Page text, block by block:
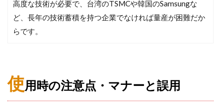
高度な技術が必要で、台湾のTSMCや韓国のSamsungな
ど、長年の技術蓄積を持つ企業でなければ量産が困難だか
らです。
使用時の注意点・マナーと誤用